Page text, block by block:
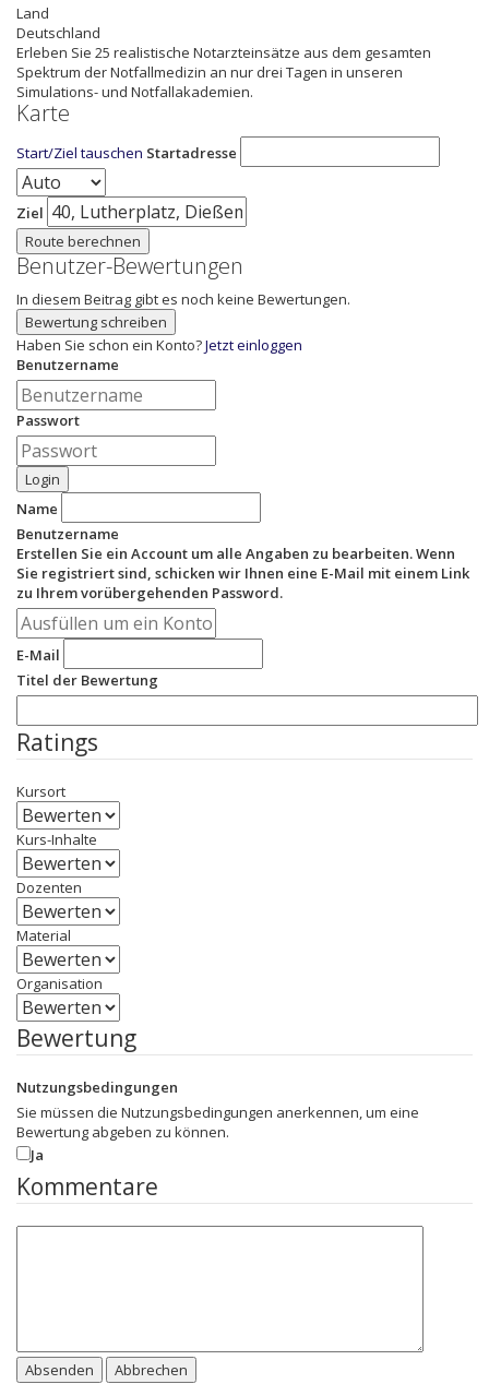
Land
Deutschland
Erleben Sie 25 realistische Notarzteinsätze aus dem gesamten
Spektrum der Notfallmedizin an nur drei Tagen in unseren
Simulations- und Notfallakademien.
Karte
Start/Ziel tauschen Startadresse
Ziel
Route berechnen
Benutzer-Bewertungen
In diesem Beitrag gibt es noch keine Bewertungen.
Bewertung schreiben
Haben Sie schon ein Konto?Jetzt einloggen
Benutzername
Passwort
Login
Name
Benutzername
Erstellen Sie ein Account um alle Angaben zu bearbeiten. Wenn
Sie registriert sind, schicken wir Ihnen eine E-Mail mit einem Link
zu Ihrem vorübergehenden Password.
E-Mail
Titel der Bewertung
Ratings
Kursort
Kurs-Inhalte
Dozenten
Material
Organisation
Bewertung
Nutzungsbedingungen
Sie müssen die Nutzungsbedingungen anerkennen, um eine
Bewertung abgeben zu können.
Ja
Kommentare
Absenden Abbrechen